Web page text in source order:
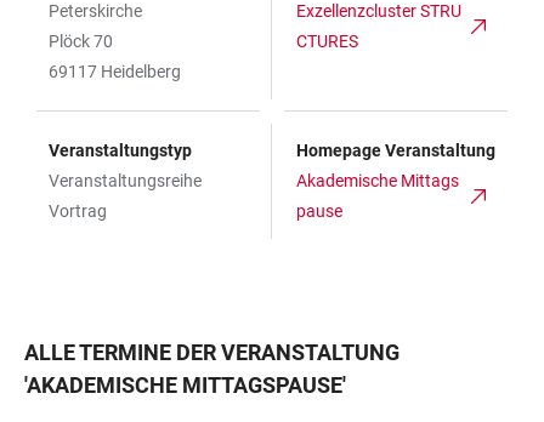
Peterskirche
Plöck 70
69117 Heidelberg
Exzellenzcluster STRU
CTURES
Veranstaltungstyp
Veranstaltungsreihe
Vortrag
Homepage Veranstaltung
Akademische Mittags
pause
ALLE TERMINE DER VERANSTALTUNG
'AKADEMISCHE MITTAGSPAUSE'